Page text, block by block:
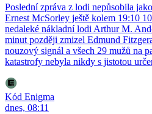
Poslední zpráva z lodi nepůsobila
Ernest McSorley ještě kolem 19:10
nedaleké nákladní lodi Arthur M.
minut později zmizel Edmund
nouzový signál a všech 29 mužů na
katastrofy nebyla nikdy s jistotou
Kód Enigma
dnes, 08:11